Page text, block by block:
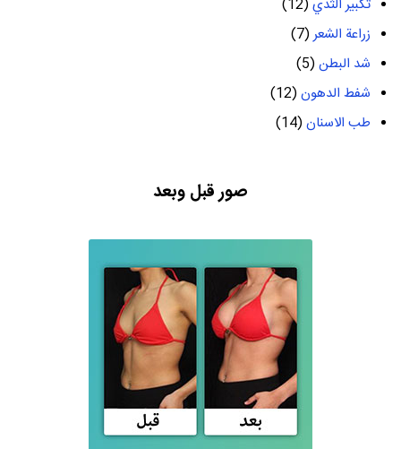
تكبير الثدي(12)
زراعة الشعر(7)
شد البطن(5)
شفط الدهون(12)
طب الاسنان(14)
صور قبل وبعد